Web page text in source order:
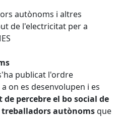
autònoms i altres
de l'electricitat per a
publicat l'ordre
on es desenvolupen i es
de percebre el bo social de
autònomsque